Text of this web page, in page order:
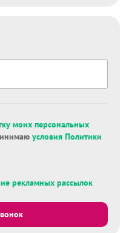
моих персональных
условия Политики
рекламных рассылок